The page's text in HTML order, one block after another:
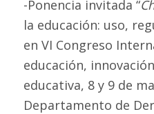
-Ponencia invitada “
la educación: uso,
en VI Congreso
educación,
educativa, 8 y 9 de
Departamento de